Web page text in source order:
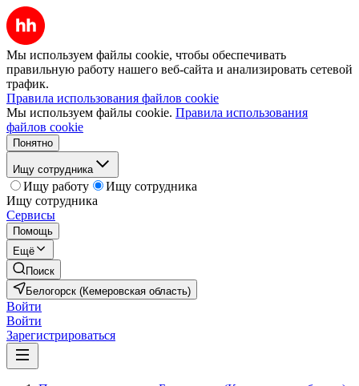
Мы используем файлы cookie, чтобы обеспечивать
правильную работу нашего веб-сайта и анализировать сетевой
трафик.
Правила использования файлов cookie
Мы используем файлы cookie. Правила использования
файлов cookie
Понятно
Ищу сотрудника
Ищу работу
Ищу сотрудника
Ищу сотрудника
Сервисы
Помощь
Ещё
Поиск
Белогорск (Кемеровская область)
Войти
Войти
Зарегистрироваться